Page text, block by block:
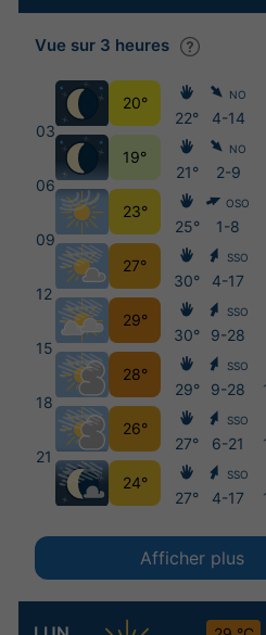
Vue sur 3 heures
03
06
09
12
15
18
21
20°
19°
23°
27°
29°
28°
26°
24°
22°
21°
25°
30°
30°
29°
27°
27°
NO
4-14
NO
2-9
OSO
1-8
SSO
4-17
SSO
9-28
SSO
9-28
SSO
6-21
SSO
4-17
Afficher plus